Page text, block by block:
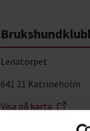
Lenatorpet
641 21 Katrineholm
Visa på karta